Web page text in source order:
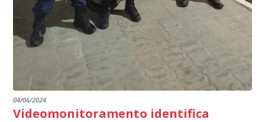
escuta pública.
04/06/2024
Videomonitoramento identifica